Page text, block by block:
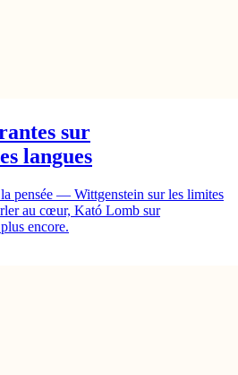
sur
langues
pensée — Wittgenstein sur les limites
au cœur, Kató Lomb sur
encore.